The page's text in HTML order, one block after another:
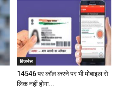
बिजनेस
14546 पर कॉल करने पर भी मोबाइल से
लिंक नहीं होगा...